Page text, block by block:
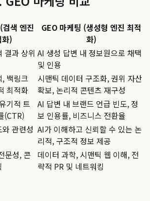
색 엔진
화)
GEO 마케팅 (생성형 엔진 최적
화)
결과 상위 AI 생성 답변 내 정보원으로 채택
및 인용
백링크
최적화
시맨틱 데이터 구조화, 권위 자산
확보, 논리적 콘텐츠 재구성
기적 트
(CTR)
AI 답변 내 브랜드 언급 빈도, 정
보 인용률, 비즈니스 전환율
관련성 AI가 이해하고 신뢰할 수 있는 논
리적, 구조적 정보 제공
문성, 콘
데이터 과학, 시맨틱 웹 이해, 전
략적 PR 및 네트워킹